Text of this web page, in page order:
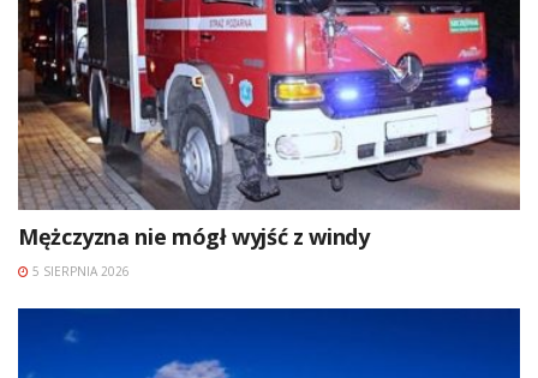
Mężczyzna nie mógł wyjść z windy
5 SIERPNIA 2026